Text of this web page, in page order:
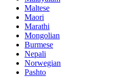
Maltese
Maori
Marathi
Mongolian
Burmese
Nepali
Norwegian
Pashto